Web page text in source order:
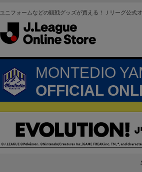
ユニフォームなどの観戦グッズが買える！Ｊリーグ公式
MONTEDIO
OFFICIAL